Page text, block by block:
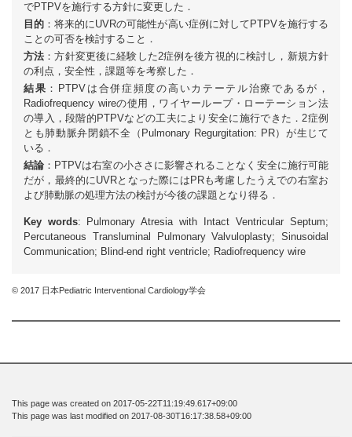
でPTPVを施行する方針に変更した．
目的 ：将来的にUVRの可能性が高い症例に対してPTPVを施行する
ことの可否を検討すること．
方法 ：方針変更後に経験した2症例を後方視的に検討し，新規方針
の利点，安全性，課題等を考察した．
結果 ：PTPVは合併症頻度の高いカテーテル治療であるが，
Radiofrequency wireの使用，ワイヤーループ・ローテーション法
の導入，段階的PTPVなどの工夫により安全に施行できた．2症例
とも肺動脈弁閉鎖不全（Pulmonary Regurgitation: PR）が生じて
いる．
結論 ：PTPVは右室の小ささに影響されることなく安全に施行可能
だが，最終的にUVRとなった際にはPRも考慮したうえでの右室お
よび肺動脈の処理方法の検討が今後の課題となり得る．
Key words: Pulmonary Atresia with Intact Ventricular Septum;
Percutaneous Transluminal Pulmonary Valvuloplasty; Sinusoidal
Communication; Blind-end right ventricle; Radiofrequency wire
© 2017 日本Pediatric Interventional Cardiology学会
This page was created on 2017-05-22T11:19:49.617+09:00
This page was last modified on 2017-08-30T16:17:38.58+09:00